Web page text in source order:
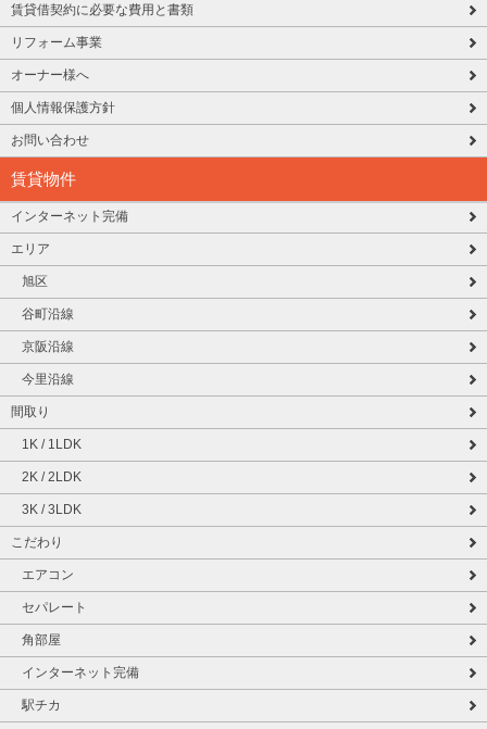
賃貸借契約に必要な費用と書類
リフォーム事業
オーナー様へ
個人情報保護方針
お問い合わせ
賃貸物件
インターネット完備
エリア
旭区
谷町沿線
京阪沿線
今里沿線
間取り
1K / 1LDK
2K / 2LDK
3K / 3LDK
こだわり
エアコン
セパレート
角部屋
インターネット完備
駅チカ